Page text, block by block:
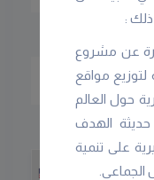
:
عن مشروع
مواقع
حول العالم
حديثة الهدف
على تنمية
الجماعي.